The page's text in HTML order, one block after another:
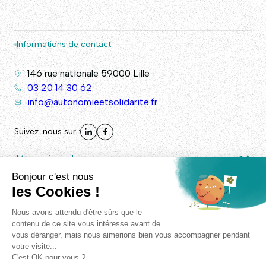
Informations de contact
146 rue nationale 59000 Lille
03 20 14 30 62
info@autonomieetsolidarite.fr
Suivez-nous sur :
Menu principal
Autres liens
© Autonomie & Solidarité 2026. - Tous droits réservés -Plan